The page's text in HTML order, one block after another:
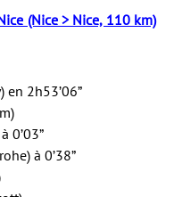
(Nice > Nice, 110 km)
en 2h53’06”
0’03”
à 0’38”